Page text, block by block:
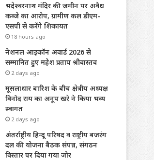
भदेश्वरनाथ मंदिर की जमीन पर अवैध
कब्जे का आरोप, ग्रामीण कल डीएम-
एसपी से करेंगे शिकायत
18 hours ago
नेशनल आइकॉन अवार्ड 2026 से
सम्मानित हुए महेश प्रताप श्रीवास्तव
2 days ago
मूसलाधार बारिश के बीच क्षेत्रीय अध्यक्ष
विनोद राय का अनूप खरे ने किया भव्य
स्वागत
2 days ago
अंतर्राष्ट्रीय हिन्दू परिषद व राष्ट्रीय बजरंग
दल की योजना बैठक संपन्न, संगठन
विस्तार पर दिया गया जोर